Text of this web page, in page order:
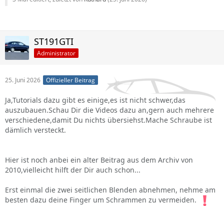
ST191GTI
Administrator
25. Juni 2026 Offizieller Beitrag
Ja,Tutorials dazu gibt es einige,es ist nicht schwer,das
auszubauen.Schau Dir die Videos dazu an,gern auch mehrere
verschiedene,damit Du nichts übersiehst.Mache Schraube ist
dämlich versteckt.
Hier ist noch anbei ein alter Beitrag aus dem Archiv von
2010,vielleicht hilft der Dir auch schon...
Erst einmal die zwei seitlichen Blenden abnehmen, nehme am
besten dazu deine Finger um Schrammen zu vermeiden.